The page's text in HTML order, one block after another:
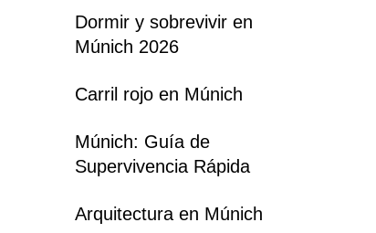
Dormir y sobrevivir en
Múnich 2026
Carril rojo en Múnich
Múnich: Guía de
Supervivencia Rápida
Arquitectura en Múnich